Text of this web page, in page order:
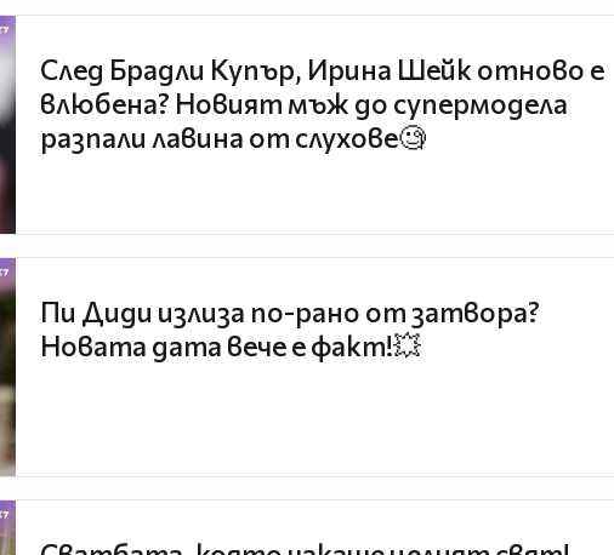
След Брадли Купър, Ирина Шейк отново е
влюбена? Новият мъж до супермодела
разпали лавина от слухове🧐
Пи Диди излиза по-рано от затвора?
Новата дата вече е факт!💥